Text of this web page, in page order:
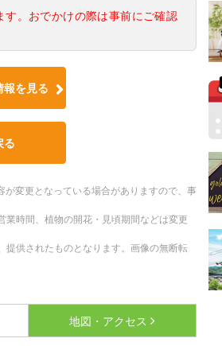
。おでかけの際は事前にご確認
報を見る
る
変更となっている場合がありますので、事
時間、植物の開花・見頃期間などは変更
供されたものとなります。画像の無断転
地図・アクセス